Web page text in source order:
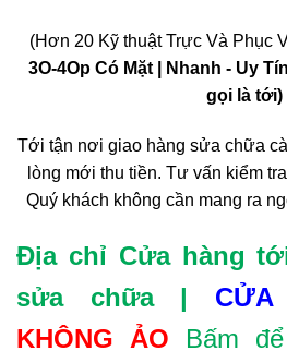
(Hơn 20 Kỹ thuật Trực Và Phục
3O-4Op Có Mặt | Nhanh - Uy
gọi là tới)
Tới tận nơi giao hàng sửa chữa
lòng mới thu tiền. Tư vấn kiểm
Quý khách không cần mang ra
Địa chỉ Cửa hàng
sửa chữa | CỬA
KHÔNG ẢO Bấm